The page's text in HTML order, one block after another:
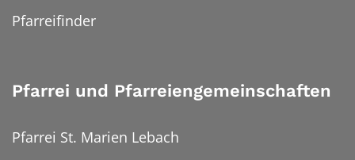
Pfarreifinder
Pfarrei und Pfarreiengemeinschaften
Pfarrei St. Marien Lebach